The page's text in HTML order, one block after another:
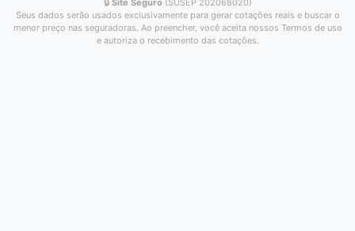
🔒 Site Seguro (SUSEP 202068020)
Seus dados serão usados exclusivamente para gerar cotações reais e buscar o
menor preço nas seguradoras. Ao preencher, você aceita nossos Termos de uso
e autoriza o recebimento das cotações.